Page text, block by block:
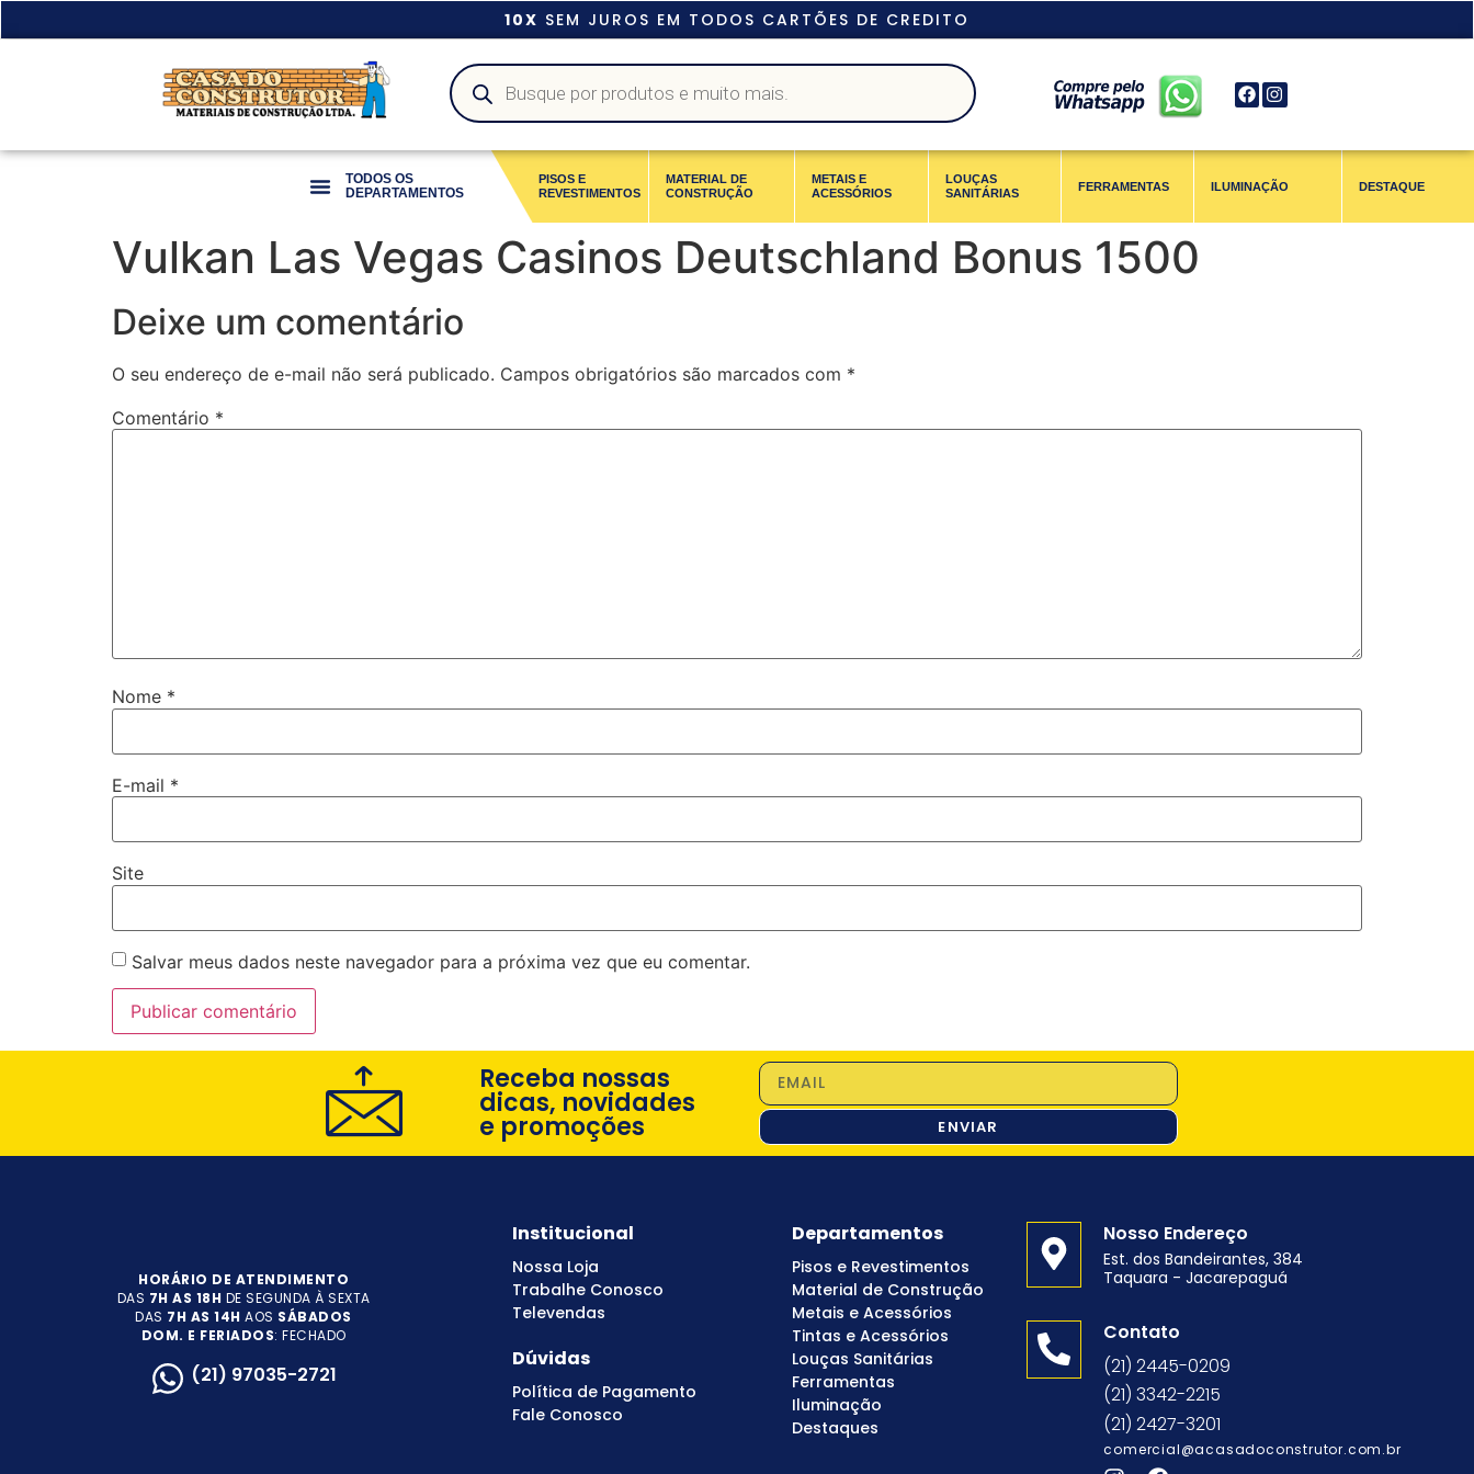
10X SEM JUROS EM TODOS CARTÕES DE CREDITO
TODOS OS
DEPARTAMENTOS
PISOS E
REVESTIMENTOS
MATERIAL DE
CONSTRUÇÃO
METAIS E
ACESSÓRIOS
LOUÇAS
SANITÁRIAS
FERRAMENTAS ILUMINAÇÃO DESTAQUE
Vulkan Las Vegas Casinos Deutschland Bonus 1500
Deixe um comentário
O seu endereço de e-mail não será publicado. Campos obrigatórios são marcados com *
Comentário *
Nome *
E-mail *
Site
Salvar meus dados neste navegador para a próxima vez que eu comentar.
Receba nossas
dicas, novidades
e promoções ENVIAR
HORÁRIO DE ATENDIMENTO
DAS 7H AS 18H DE SEGUNDA À SEXTA
DAS 7H AS 14H AOS SÁBADOS
DOM. E FERIADOS: FECHADO
(21) 97035-2721
Institucional
Nossa Loja
Trabalhe Conosco
Televendas
Dúvidas
Política de Pagamento
Fale Conosco
Departamentos
Pisos e Revestimentos
Material de Construção
Metais e Acessórios
Tintas e Acessórios
Louças Sanitárias
Ferramentas
Iluminação
Destaques
Nosso Endereço
Est. dos Bandeirantes, 384
Taquara - Jacarepaguá
Contato
(21) 2445-0209
(21) 3342-2215
(21) 2427-3201
comercial@acasadoconstrutor.com.br